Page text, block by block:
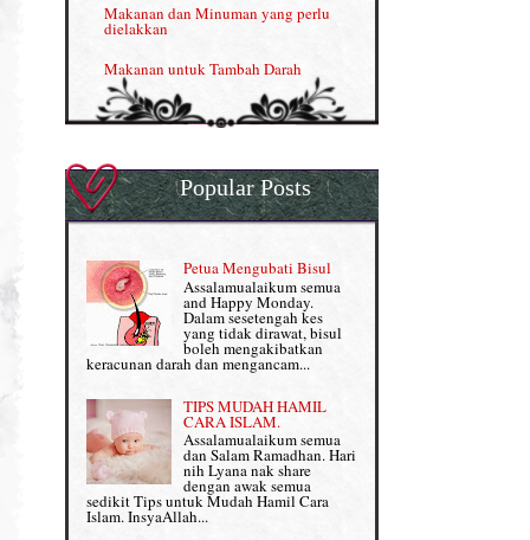
Nutrisi untuk Ikhtiar Hamil
OMEGA GUARD
Omega Guard: EPA & DHA for kids
OSTEMATRIX
Pantang Larang dalam Pengambilan
Vitamin
Penjagaan Rambut: Prosante Hair Care
Persediaan Haji & Umrah
Review Part 1: Shaklee bagus ke?
Review Part 2: Shaklee's Slimming Set
Review Part 3: Shaklee's Beauty Set
Senggugut dan Sindrom PMS
Set Berpantang Shaklee
Makanan dan Minuman yang perlu
dielakkan
Makanan untuk Tambah Darah
Masalah HB rendah?
Normal VS Czer
Pemakanan Semasa Hamil
Penyusuan Bayi
Perkembangan Minda Bayi
Supplement untuk Kehamilan
Popular Posts
Petua Mengubati Bisul
Assalamualaikum semua
and Happy Monday.
Dalam sesetengah kes
yang tidak dirawat, bisul
boleh mengakibatkan
keracunan darah dan mengancam...
TIPS MUDAH HAMIL
CARA ISLAM.
Assalamualaikum semua
dan Salam Ramadhan. Hari
nih Lyana nak share
dengan awak semua
sedikit Tips untuk Mudah Hamil Cara
Islam. InsyaAllah...